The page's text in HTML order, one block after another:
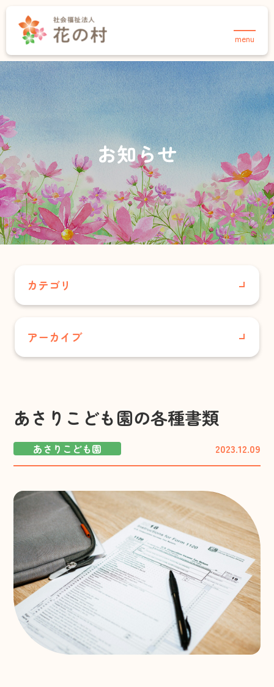
法人について
事業紹介
介護事業
保育事業・あさりこども園
保育事業・さくらこども園
育成事業・放課後児童クラブ
住宅事業
お知らせ
採用情報
お問い合わせ
menu
TOPページ
花の村について
お知らせ
採用情報
介護事業
デイサービスセンター 合歓の郷
ヘルパーステーション 合歓の郷
居宅介護支援事業所
グループホーム合歓の丘
配食サービスセンター
保育事業
（幼保連携型認定こども園）
（保育所型認定こども園）
育成事業・放課後児童ク
ラブ
高角放課後児童クラブ
渡津放課後児童クラブ
江津東放課後児童クラブ
住宅事業
お知らせ
カテゴリ
さくらこども園
お知らせ
事業所情報
広報誌
法人内
アーカイブ
2026年6月
2026年5月
2026年3月
2026年2月
2026年1月
2025年12月
2025年11月
あさりこども園の各種書類
あさりこども園 2023.12.09